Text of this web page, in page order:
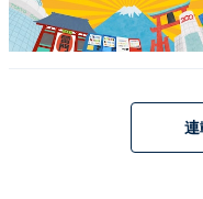
ダイナミック カナル
音性 【国内正規品】
連